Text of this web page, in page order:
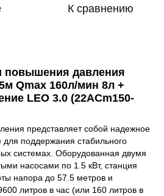
К сравнению
повышения давления
Qmax 160л/мин 8л +
LEO 3.0 (22ACm150-
представляет собой надежное
поддержания стабильного
системах. Оборудованная двумя
насосами по 1.5 кВт, станция
напора до 57.5 метров и
литров в час (или 160 литров в